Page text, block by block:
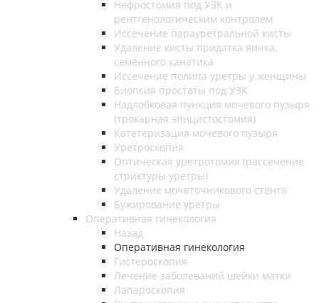
Нефростомия под УЗК и
рентгенологическим контролем
Иссечение парауретральной кисты
Удаление кисты придатка яичка,
семенного канатика
Иссечение полипа уретры у женщины
Биопсия простаты под УЗК
Надлобковая пункция мочевого пузыря
(трокарная эпицистостомия)
Катетеризация мочевого пузыря
Уретроскопия
Оптическая уретротомия (рассечение
стриктуры уретры)
Удаление мочеточникового стента
Бужирование уретры
Оперативная гинекология
Назад
Оперативная гинекология
Гистероскопия
Лечение заболеваний шейки матки
Лапароскопия